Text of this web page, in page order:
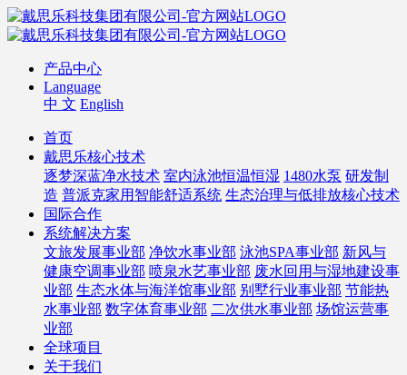
产品中心
Language
中 文 English
首页
戴思乐核心技术
逐梦深蓝净水技术 室内泳池恒温恒湿 1480水泵 研发制
造 普派克家用智能舒适系统 生态治理与低排放核心技术
国际合作
系统解决方案
文旅发展事业部 净饮水事业部 泳池SPA事业部 新风与
健康空调事业部 喷泉水艺事业部 废水回用与湿地建设事
业部 生态水体与海洋馆事业部 别墅行业事业部 节能热
水事业部 数字体育事业部 二次供水事业部 场馆运营事
业部
全球项目
关于我们